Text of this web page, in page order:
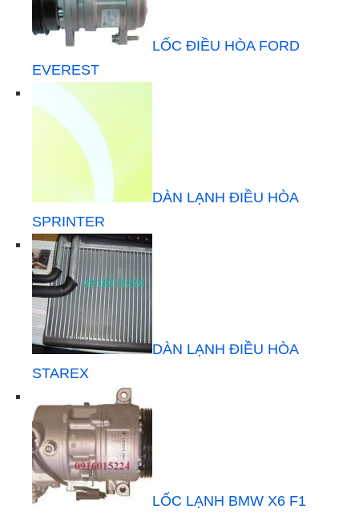
LỐC ĐIỀU HÒA FORD
EVEREST
DÀN LẠNH ĐIỀU HÒA
SPRINTER
DÀN LẠNH ĐIỀU HÒA
STAREX
LỐC LẠNH BMW X6 F1